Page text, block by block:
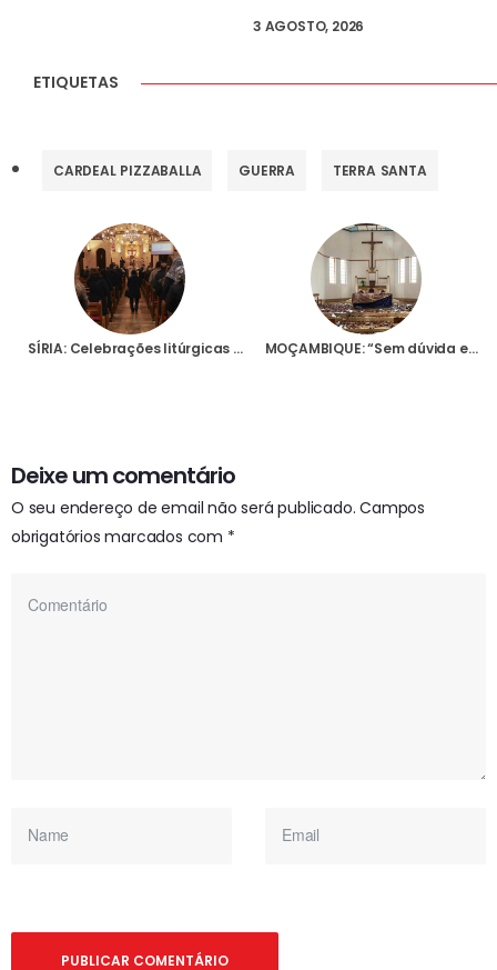
3 AGOSTO, 2026
ETIQUETAS
CARDEAL PIZZABALLA GUERRA TERRA SANTA
SÍRIA: Celebrações litúrgicas e reabertura de escolas na Síria, são um novo começo no meio da esperança e da incerteza MOÇAMBIQUE: “Sem dúvida este vai ser um Natal diferente”, diz pároco de Mahate à Fundação AIS
Deixe um comentário
O seu endereço de email não será publicado. Campos
obrigatórios marcados com *